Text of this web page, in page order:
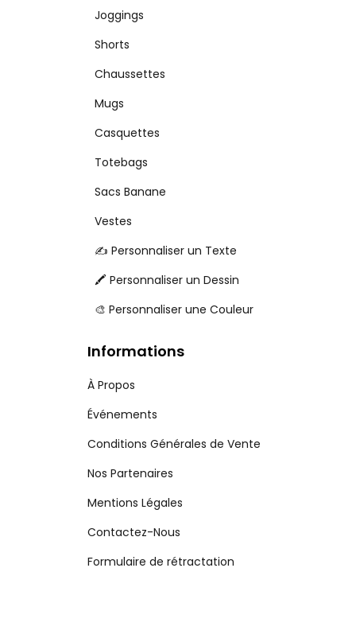
Joggings
Shorts
Chaussettes
Mugs
Casquettes
Totebags
Sacs Banane
Vestes
✍️ Personnaliser un Texte
🖍️ Personnaliser un Dessin
🎨 Personnaliser une Couleur
Informations
À Propos
Événements
Conditions Générales de Vente
Nos Partenaires
Mentions Légales
Contactez-Nous
Formulaire de rétractation